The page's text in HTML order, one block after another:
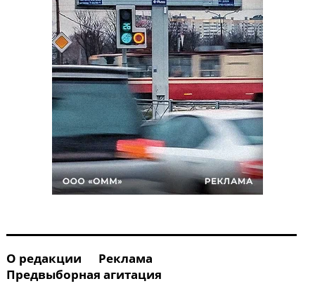
О редакции
Реклама
Предвыборная агитация